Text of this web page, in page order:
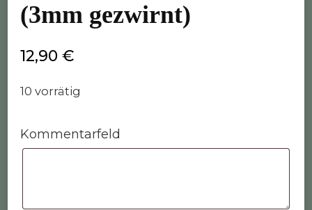
(3mm gezwirnt)
12,90 €
10 vorrätig
Kommentarfeld